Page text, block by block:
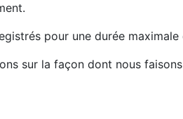
pour une durée maximale
sur la façon dont nous